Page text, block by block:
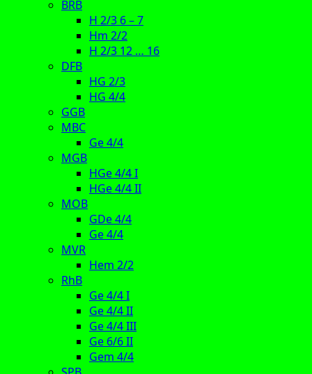
BRB
H 2/3 6 – 7
Hm 2/2
H 2/3 12 … 16
DFB
HG 2/3
HG 4/4
GGB
MBC
Ge 4/4
MGB
HGe 4/4 I
HGe 4/4 II
MOB
GDe 4/4
Ge 4/4
MVR
Hem 2/2
RhB
Ge 4/4 I
Ge 4/4 II
Ge 4/4 III
Ge 6/6 II
Gem 4/4